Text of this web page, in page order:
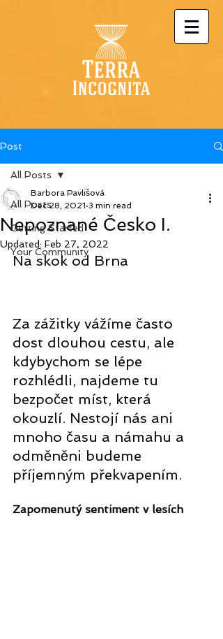
Post
All Posts
Getting Started
Your Community
All Posts
Nepoznané Česko I.
Barbora Pavlišová
Dec 28, 2021 3 min read
Updated: Feb 27, 2022
Na skok od Brna
Za zážitky vážíme často
dost dlouhou cestu, ale
kdybychom se lépe
rozhlédli, najdeme tu
bezpočet míst, která
okouzlí. Nestojí nás ani
mnoho času a námahu a
odměněni budeme
příjemným překvapením.
Zapomenutý sentiment v lesích